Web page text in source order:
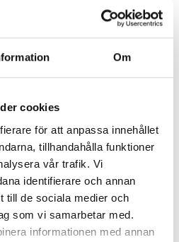
Om
cookies
för att anpassa innehållet
tillhandahålla funktioner
vår trafik. Vi
identifierare och annan
till de sociala medier och
som vi samarbetar med.
informationen med annan
Hälsningar från
Umeå, presentpaket
Presentpaket med lokal